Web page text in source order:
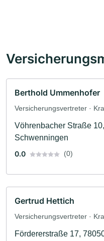
Berthold Ummenhofer
Versicherungsvertreter ·
Vöhrenbacher Straße
Schwenningen
0.0
(0)
Gertrud Hettich
Versicherungsvertreter ·
Fördererstraße 17,